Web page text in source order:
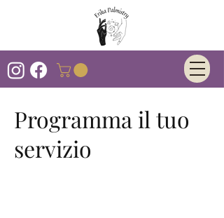
Programma il tuo
servizio